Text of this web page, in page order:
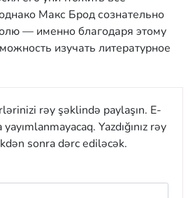
Макс Брод сознательно
— именно благодаря этому
изучать литературное
rəy şəklində paylaşın. E-
Yazdığınız rəy
sonra dərc ediləcək.